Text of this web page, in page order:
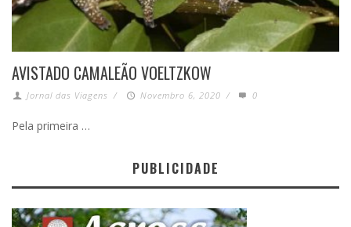
AVISTADO CAMALEÃO VOELTZKOW
Jornal das Viagens / Novembro 6, 2020 / 0
Pela primeira …
PUBLICIDADE